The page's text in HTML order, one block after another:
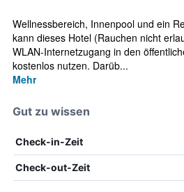
Wellnessbereich, Innenpool und ein
kann dieses Hotel (Rauchen nicht
WLAN-Internetzugang in den
kostenlos nutzen. Darüb...
Mehr
Gut zu wissen
Check-in-Zeit
Check-out-Zeit